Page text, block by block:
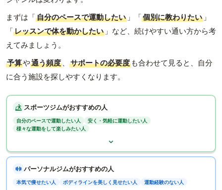
まずは「自分のペースで運動したい 」「個別に教わりたい 」
「レッスンで体を動かしたい 」など、続けやすい通い方から考
えてみましょう。
予算や通う頻度 、 サポートの必要度 も合わせて見ると、自分
に合う施設を探しやすくなります。
スポーツジムがおすすめの人
自分のペースで運動したい人
安く・気軽に運動したい人
様々な運動をして楽しみたい人
パーソナルジムがおすすめの人
本気で痩せたい人 ボディラインを美しく見せたい人 運動経験のない人